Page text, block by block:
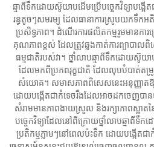
ឆ្មាពីទឹកដោយស៊ូយាបដើមប្រើបច្ចេកវិទ្យាបង្ក
រន្ធតូចៗសមរម្យ ដែលធានាការស្រូបយកទឹកអតិ
ប្រសិទ្ធភាព។ ដំណើរការផលិតកម្មរួមមានក
គុណភាពខ្ពស់ ដែលត្រូវឆ្លងកាត់ការព្យាបា
ធម្មជាតិរបស់វា។ ថ្នាំលាបឆ្មាពីទឹកដោយស៊ូយា
ដែលមកពីប្រភពរុក្ខជាតិ ដែលលុបបំបាត់តម្រូ
សំយោគ។ សមាសភាពពិសេសនេះអនុញ្ញាតឱ្យ
ដោយបង្កើតជាកំទេចរឹងដែលអាចដកចេញបា
សំរាមមានភាពងាយស្រួល និងរក្សាភាពស្អាតនៃ
បច្ចេកវិទ្យាដែលនៅពីក្រោយថ្នាំលាបឆ្មាពីទឹ
ប្រតិកម្មភ្លាមៗនៅពេលប៉ះទឹក ដោយបង្កើតជា